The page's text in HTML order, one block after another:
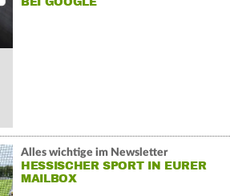
Alles wichtige im Newsletter
HESSISCHER SPORT IN EURER
MAILBOX